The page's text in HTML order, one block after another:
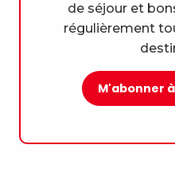
de séjour et
régulièrement
M'abonner